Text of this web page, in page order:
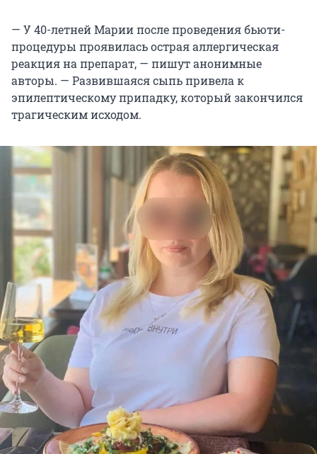
— У 40-летней Марии после проведения бьюти-
процедуры проявилась острая аллергическая
реакция на препарат, — пишут анонимные
авторы. — Развившаяся сыпь привела к
эпилептическому припадку, который закончился
трагическим исходом.